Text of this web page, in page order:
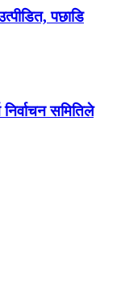
पछाडि
समितिले